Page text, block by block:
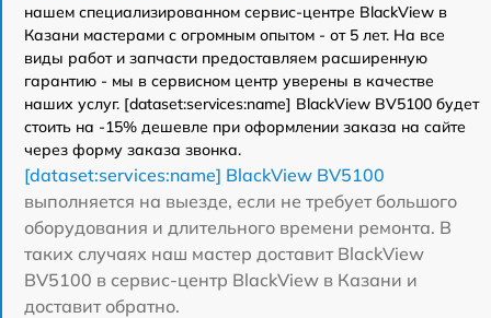
нашем специализированном сервис-центре BlackView в
Казани мастерами с огромным опытом - от 5 лет. На все
виды работ и запчасти предоставляем расширенную
гарантию - мы в сервисном центр уверены в качестве
наших услуг. [dataset:services:name] BlackView BV5100 будет
стоить на -15% дешевле при оформлении заказа на сайте
через форму заказа звонка.
[dataset:services:name] BlackView BV5100
выполняется на выезде, если не требует большого
оборудования и длительного времени ремонта. В
таких случаях наш мастер доставит BlackView
BV5100 в сервис-центр BlackView в Казани и
доставит обратно.